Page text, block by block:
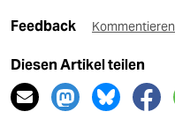
Feedback Kommentieren
Diesen Artikel teilen